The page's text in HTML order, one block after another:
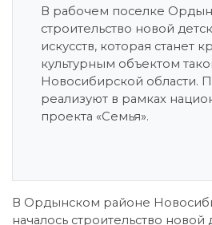
В рабочем поселке
строительство новой
искусств, которая станет
культурным объектом
Новосибирской области.
реализуют в рамках
проекта «Семья».
В Ордынском районе
началось строительство